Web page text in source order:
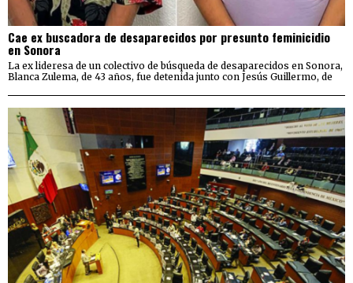
Cae ex buscadora de desaparecidos por presunto feminicidio
en Sonora
La ex lideresa de un colectivo de búsqueda de desaparecidos en Sonora,
Blanca Zulema, de 43 años, fue detenida junto con Jesús Guillermo, de